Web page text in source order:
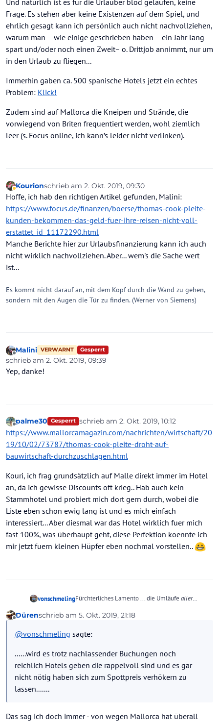
Frage. Es stehen aber keine Existenzen auf dem Spiel, und
ehrlich gesagt kann ich persönlich auch nicht nachvollziehen,
warum man – wie einige geschrieben haben – ein Jahr lang
spart und/oder noch einen Zweit– o. Drittjob annimmt, nur um
in den Urlaub zu fliegen...
Immerhin gaben ca. 500 spanische Hotels jetzt ein echtes
Problem: Klick!
Zudem sind auf Mallorca die Kneipen und Strände, die
vorwiegend von Briten frequentiert werden, wohl ziemlich
leer (s. Focus online, ich kann’s leider nicht verlinken).
Abwesend
Kourionschrieb am 2. Okt. 2019, 09:30
zuletzt editiert von Kourion10. Feb. 2019, 09:34
Hoffe, ich hab den richtigen Artikel gefunden, Malini:
https://www.focus.de/finanzen/boerse/thomas-cook-pleite-
kunden-bekommen-das-geld-fuer-ihre-reisen-nicht-voll-
erstattet_id_11172290.html
Manche Berichte hier zur Urlaubsfinanzierung kann ich auch
nicht wirklich nachvollziehen. Aber... wem's die Sache wert
ist...
Es kommt nicht darauf an, mit dem Kopf durch die Wand zu gehen,
sondern mit den Augen die Tür zu finden. (Werner von Siemens)
Offline
Malini VERWARNT Gesperrt
schrieb am 2. Okt. 2019, 09:39
zuletzt editiert von
Yep, danke!
Offline
palme30 Gesperrt schrieb am 2. Okt. 2019, 10:12
zuletzt editiert von
https://www.mallorcamagazin.com/nachrichten/wirtschaft/20
19/10/02/73787/thomas-cook-pleite-droht-auf-
bauwirtschaft-durchzuschlagen.html
Kouri, ich frag grundsätzlich auf Malle direkt immer im Hotel
an, da ich gewisse Discounts oft krieg.. Hab auch kein
Stammhotel und probiert mich dort gern durch, wobei die
Liste eben schon ewig lang ist und es mich einfach
interessiert... Aber diesmal war das Hotel wirklich fuer mich
fast 100%, was überhaupt geht, diese Perfektion koennte ich
mir jetzt fuern kleinen Hüpfer eben nochmal vorstellen..
vonschmelingFürchterliches Lamento ... die Umläufe aller
geplant undalle lasten ihre Slots aus.
dass Flüge auch mal um 7 oder 8 Uhr zurück in die
allein.
Natürlichdarfman darüber reden, aber es ist
vollkommen sinnlos.
Wie´s geht hat alibert24 ja schon beschrieben:
Vermutlich wird es trotz nachlassender
rappelvoll sind und es gar nicht nötig haben sich
Und dass ein Spontanflieger mal einen Tag vor der
Reise einen Superschnapp macht ist auch keine
besonders große Überraschung ...
Offline
Dürenschrieb am 5. Okt. 2019, 21:18
zuletzt editiert von Düren10. Mai 2019, 22:41
@vonschmeling sagte:
......wird es trotz nachlassender Buchungen noch
reichlich Hotels geben die rappelvoll sind und es gar
nicht nötig haben sich zum Spottpreis verhökern zu
lassen.......
Das sag ich doch immer - von wegen Mallorca hat überall